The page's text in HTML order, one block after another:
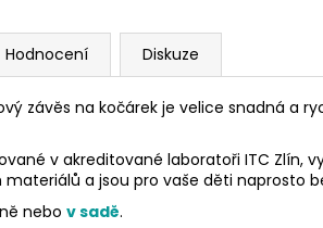
Hodnocení Diskuze
závěs na kočárek je velice snadná a
v akreditované laboratoři ITC Zlín,
a jsou pro vaše děti naprosto
nebo v sadě.